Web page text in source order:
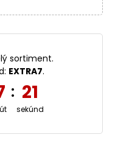
sortiment.
EXTRA7.
: 20
sekúnd